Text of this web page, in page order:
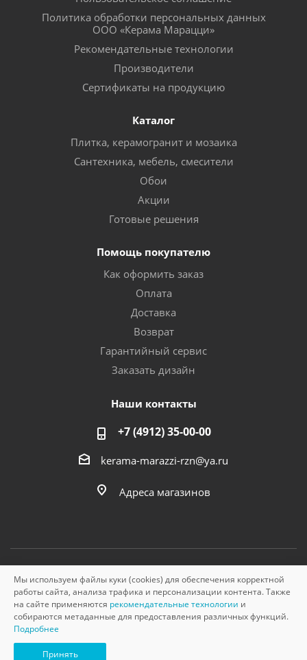
Политика обработки персональных данных
ООО «Керама Марацци»
Рекомендательные технологии
Производители
Сертификаты на продукцию
Каталог
Плитка, керамогранит и мозаика
Сантехника, мебель, смесители
Обои
Акции
Готовые решения
Помощь покупателю
Как оформить заказ
Оплата
Доставка
Возврат
Гарантийный сервис
Заказать дизайн
Наши контакты
+7 (4912) 35-00-00
kerama-marazzi-rzn@ya.ru
Адреса магазинов
© «Керама Марацци», ОГРН 1145749000210, 2026
Мы используем файлы куки (cookies) для обеспечения корректной
работы сайта, анализа трафика и персонализации контента. Также
на сайте применяются рекомендательные технологии и
собираются метаданные для предоставления различных функций.
Подробнее
Принять